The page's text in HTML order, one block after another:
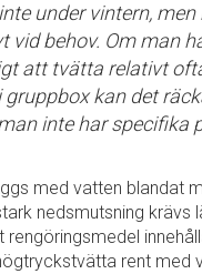
under vintern,
vid behov. Om man
att tvätta relativt
kan det
inte har specifika
med vatten blandat
nedsmutsning krävs
rengöringsmedel
rent med